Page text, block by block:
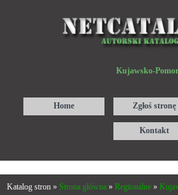
Kujawsko-
Home Zgłoś stronę
Kontakt
Katalog stron » Strona główna » Regionalne »